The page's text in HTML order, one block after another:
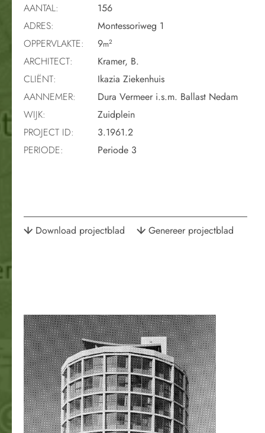
AANTAL:
156
ADRES:
Montessoriweg 1
OPPERVLAKTE:
9m2
ARCHITECT:
Kramer, B.
CLIËNT:
Ikazia Ziekenhuis
AANNEMER:
Dura Vermeer i.s.m. Ballast Nedam
WIJK:
Zuidplein
PROJECT ID:
3.1961.2
PERIODE:
Periode 3
Download projectblad Genereer projectblad